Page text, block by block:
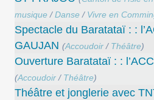
musique/Danse/ Vivre en
Spectacle du Baratataï : :
GAUJAN (Accoudoir/ Théâtre)
Ouverture Baratataï : :
(Accoudoir/ Théâtre)
Théâtre et jonglerie avec